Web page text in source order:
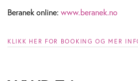
Beranek online: www.beranek.no
KLIKK HER FOR BOOKING OG MER